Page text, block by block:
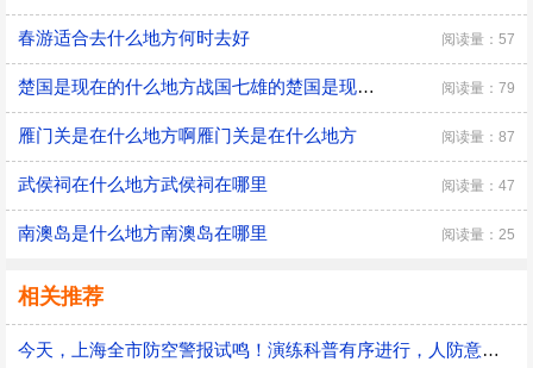
春游适合去什么地方何时去好 阅读量：57
楚国是现在的什么地方战国七雄的楚国是现在的什么地方 阅读量：79
雁门关是在什么地方啊雁门关是在什么地方 阅读量：87
武侯祠在什么地方武侯祠在哪里 阅读量：47
南澳岛是什么地方南澳岛在哪里 阅读量：25
相关推荐
今天，上海全市防空警报试鸣！演练科普有序进行，人防意识“声入人心”